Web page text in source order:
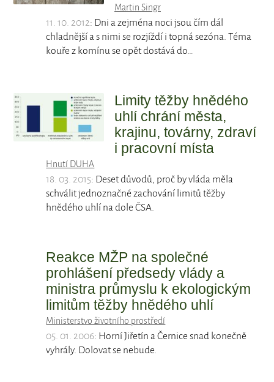
Martin Singr
11. 10. 2012: Dni a zejména noci jsou čím dál
chladnější a s nimi se rozjíždí i topná sezóna. Téma
kouře z komínu se opět dostává do…
Limity těžby hnědého
uhlí chrání města,
krajinu, továrny, zdraví
i pracovní místa
Hnutí DUHA
18. 03. 2015: Deset důvodů, proč by vláda měla
schválit jednoznačné zachování limitů těžby
hnědého uhlí na dole ČSA.
Reakce MŽP na společné
prohlášení předsedy vlády a
ministra průmyslu k ekologickým
limitům těžby hnědého uhlí
Ministerstvo životního prostředí
05. 01. 2006: Horní Jiřetín a Černice snad konečně
vyhrály. Dolovat se nebude.